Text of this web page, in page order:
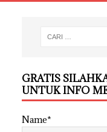
GRATIS
UNTUK INFO
Name*